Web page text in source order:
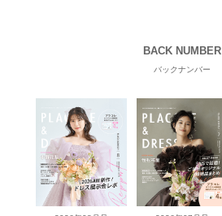
BACK NUMBER
バックナンバー